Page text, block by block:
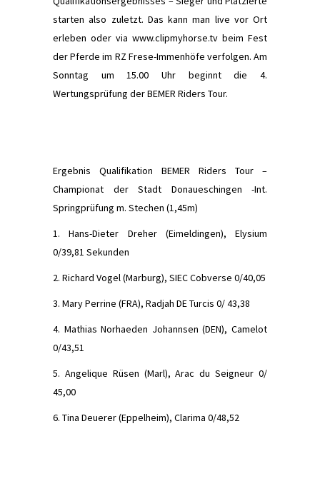
starten also zuletzt. Das kann man live vor Ort
erleben oder via www.clipmyhorse.tv beim Fest
der Pferde im RZ Frese-Immenhöfe verfolgen. Am
Sonntag um 15.00 Uhr beginnt die 4.
Wertungsprüfung der BEMER Riders Tour.
Ergebnis Qualiﬁkation BEMER Riders Tour –
Championat der Stadt Donaueschingen -Int.
Springprüfung m. Stechen (1,45m)
1. Hans-Dieter Dreher (Eimeldingen), Elysium
0/39,81 Sekunden
2. Richard Vogel (Marburg), SIEC Cobverse 0/40,05
3. Mary Perrine (FRA), Radjah DE Turcis 0/ 43,38
4. Mathias Norhaeden Johannsen (DEN), Camelot
0/43,51
5. Angelique Rüsen (Marl), Arac du Seigneur 0/
45,00
6. Tina Deuerer (Eppelheim), Clarima 0/48,52